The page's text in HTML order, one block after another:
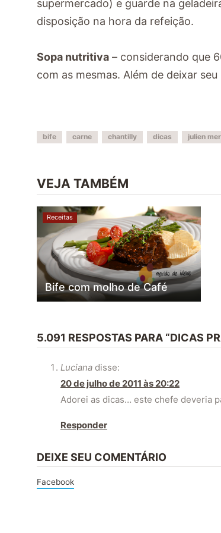
supermercado) e guarde na
disposição na hora da refeição.
Sopa nutritiva – considerando que
com as mesmas. Além de deixar
bife carne chantilly dicas julien
VEJA TAMBÉM
Receitas
Bife com molho de Café
5.091 RESPOSTAS PARA “DICAS
Luciana disse:
20 de julho de 2011 às 20:22
Adorei as dicas… este chefe deveria
Responder
DEIXE SEU COMENTÁRIO
Facebook